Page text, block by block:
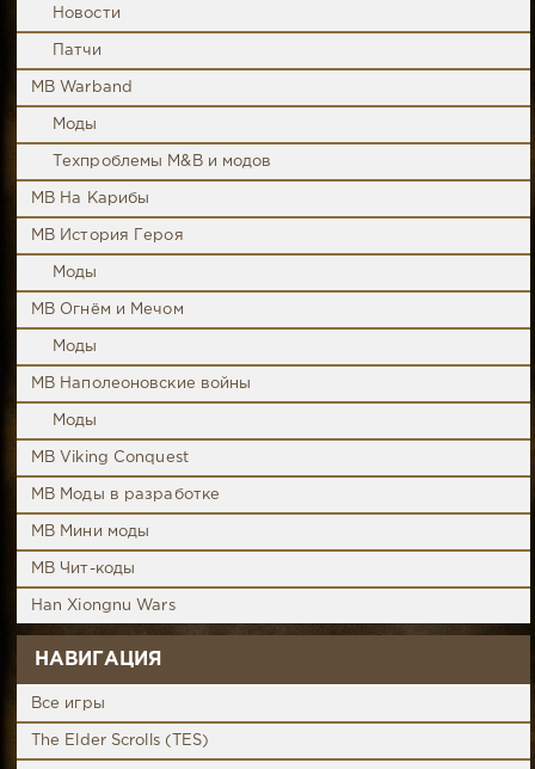
Новости
Патчи
MB Warband
Моды
Техпроблемы M&B и модов
MB На Карибы
MB История Героя
Моды
MB Огнём и Мечом
Моды
MB Наполеоновские войны
Моды
MB Viking Conquest
MB Моды в разработке
MB Мини моды
MB Чит-коды
Han Xiongnu Wars
НАВИГАЦИЯ
Все игры
The Elder Scrolls (TES)